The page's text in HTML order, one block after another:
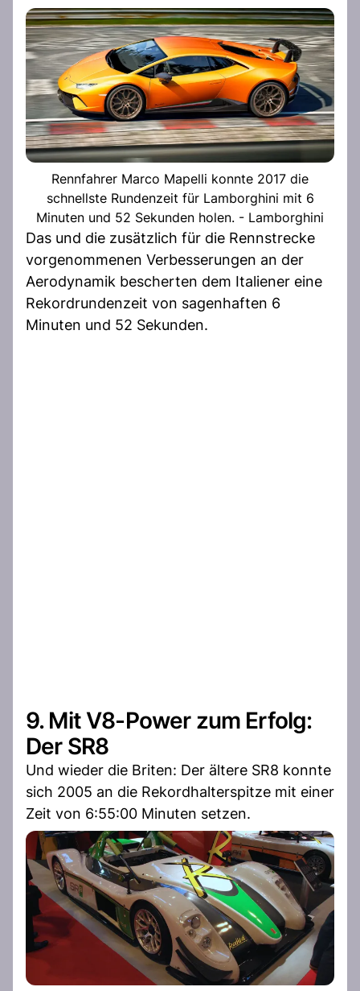
Rennfahrer Marco Mapelli konnte 2017 die
schnellste Rundenzeit für Lamborghini mit 6
Minuten und 52 Sekunden holen. - Lamborghini
Das und die zusätzlich für die Rennstrecke
vorgenommenen Verbesserungen an der
Aerodynamik bescherten dem Italiener eine
Rekordrundenzeit von sagenhaften 6
Minuten und 52 Sekunden.
9. Mit V8-Power zum Erfolg:
Der SR8
Und wieder die Briten: Der ältere SR8 konnte
sich 2005 an die Rekordhalterspitze mit einer
Zeit von 6:55:00 Minuten setzen.